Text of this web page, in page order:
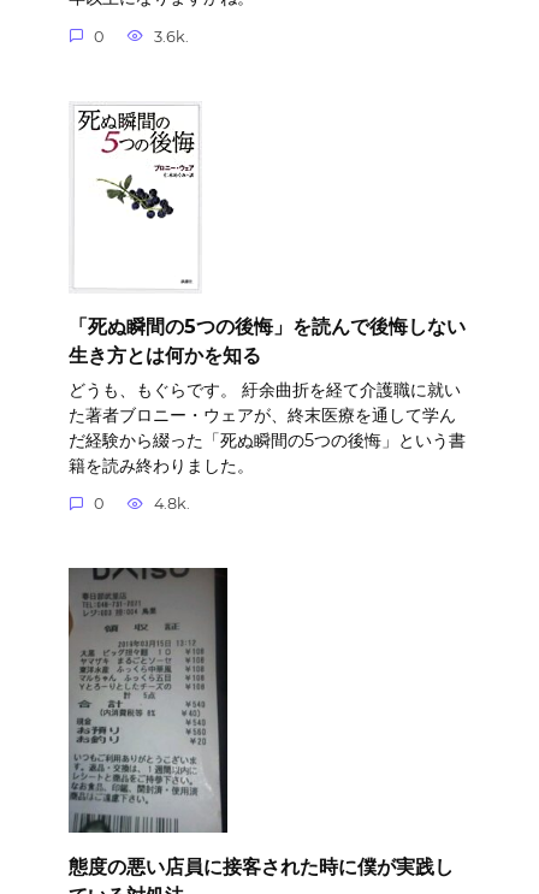
0 3.6k.
「死ぬ瞬間の5つの後悔」を読んで後悔しない
生き方とは何かを知る
どうも、もぐらです。 紆余曲折を経て介護職に就い
た著者ブロニー・ウェアが、終末医療を通して学ん
だ経験から綴った「死ぬ瞬間の5つの後悔」という書
籍を読み終わりました。
0 4.8k.
態度の悪い店員に接客された時に僕が実践し